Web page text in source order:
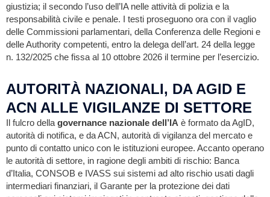
giustizia; il secondo l’uso dell’IA nelle attività di polizia e la
responsabilità civile e penale. I testi proseguono ora con il vaglio
delle Commissioni parlamentari, della Conferenza delle Regioni e
delle Authority competenti, entro la delega dell’art. 24 della legge
n. 132/2025 che fissa al 10 ottobre 2026 il termine per l’esercizio.
AUTORITÀ NAZIONALI, DA AGID E
ACN ALLE VIGILANZE DI SETTORE
Il fulcro della governance nazionale dell’IA è formato da AgID,
autorità di notifica, e da ACN, autorità di vigilanza del mercato e
punto di contatto unico con le istituzioni europee. Accanto operano
le autorità di settore, in ragione degli ambiti di rischio: Banca
d’Italia, CONSOB e IVASS sui sistemi ad alto rischio usati dagli
intermediari finanziari, il Garante per la protezione dei dati